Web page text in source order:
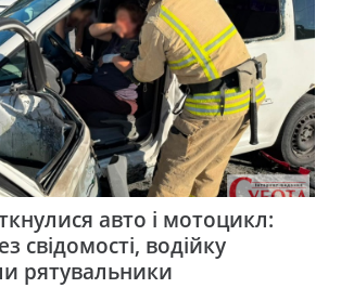
авто і мотоцикл:
свідомості, водійку
рятувальники